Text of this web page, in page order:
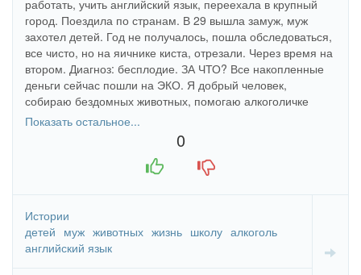
работать, учить английский язык, переехала в крупный
город. Поездила по странам. В 29 вышла замуж, муж
захотел детей. Год не получалось, пошла обследоваться,
все чисто, но на яичнике киста, отрезали. Через время на
втором. Диагноз: бесплодие. ЗА ЧТО? Все накопленные
деньги сейчас пошли на ЭКО. Я добрый человек,
собираю бездомных животных, помогаю алкоголичке
матери, вела и веду здоровый образ жизни! Всего
добилась сама. ГДЕ Я ОСТУПИЛАСЬ?(( Что я сделала не
так? Не понимаю, почему всё так…
Показать остальное...
0
Истории
детей муж животных жизнь школу алкоголь
английский язык